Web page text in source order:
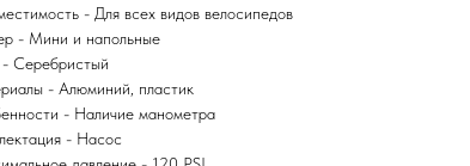
- Для всех видов велосипедов
- Мини и напольные
Серебристый
- Алюминий, пластик
- Наличие манометра
- Насос